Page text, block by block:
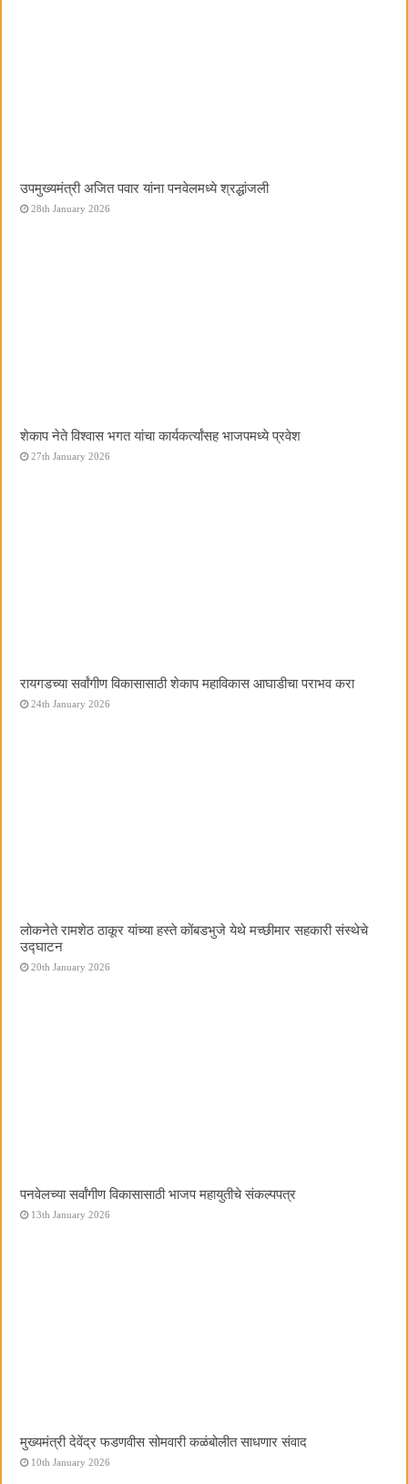
उपमुख्यमंत्री अजित पवार यांना पनवेलमध्ये श्रद्धांजली
28th January 2026
शेकाप नेते विश्वास भगत यांचा कार्यकर्त्यांसह भाजपमध्ये प्रवेश
27th January 2026
रायगडच्या सर्वांगीण विकासासाठी शेकाप महाविकास आघाडीचा पराभव करा
24th January 2026
लोकनेते रामशेठ ठाकूर यांच्या हस्ते कोंबडभुजे येथे मच्छीमार सहकारी संस्थेचे
उद्घाटन
20th January 2026
पनवेलच्या सर्वांगीण विकासासाठी भाजप महायुतीचे संकल्पपत्र
13th January 2026
मुख्यमंत्री देवेंद्र फडणवीस सोमवारी कळंबोलीत साधणार संवाद
10th January 2026